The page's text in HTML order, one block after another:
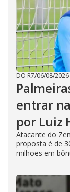
DO R7/06/08/2026
entrar
por Luiz
Atacante do
proposta é de
milhões em